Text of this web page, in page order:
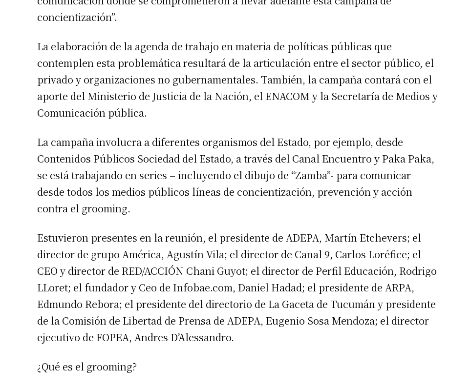
concientización”.
La elaboración de la agenda de trabajo en materia de políticas públicas que
contemplen esta problemática resultará de la articulación entre el sector público, el
privado y organizaciones no gubernamentales. También, la campaña contará con el
aporte del Ministerio de Justicia de la Nación, el ENACOM y la Secretaría de Medios y
Comunicación pública.
La campaña involucra a diferentes organismos del Estado, por ejemplo, desde
Contenidos Públicos Sociedad del Estado, a través del Canal Encuentro y Paka Paka,
se está trabajando en series – incluyendo el dibujo de “Zamba”- para comunicar
desde todos los medios públicos líneas de concientización, prevención y acción
contra el grooming.
Estuvieron presentes en la reunión, el presidente de ADEPA, Martín Etchevers; el
director de grupo América, Agustín Vila; el director de Canal 9, Carlos Loréfice; el
CEO y director de RED/ACCIÓN Chani Guyot; el director de Perfil Educación, Rodrigo
LLoret; el fundador y Ceo de Infobae.com, Daniel Hadad; el presidente de ARPA,
Edmundo Rebora; el presidente del directorio de La Gaceta de Tucumán y presidente
de la Comisión de Libertad de Prensa de ADEPA, Eugenio Sosa Mendoza; el director
ejecutivo de FOPEA, Andres D’Alessandro.
¿Qué es el grooming?